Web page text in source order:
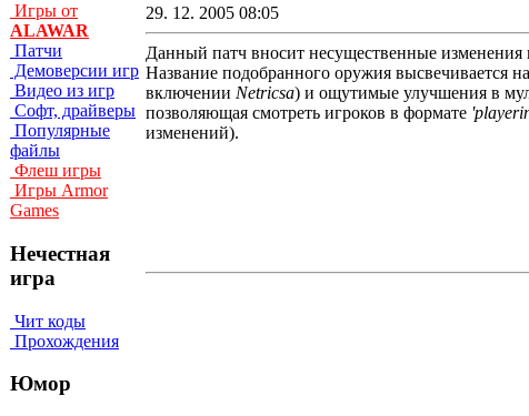
Игры от
ALAWAR
Патчи
Демоверсии игр
Видео из игр
Софт, драйверы
Популярные
файлы
Флеш игры
Игры Armor
Games
Нечестная
игра
Чит коды
Прохождения
Юмор
29. 12. 2005 08:05
Данный патч вносит несущественные
Название подобранного оружия высвечивается
включении Netricsa) и ощутимые улучшения в
позволяющая смотреть игроков в формате
изменений).